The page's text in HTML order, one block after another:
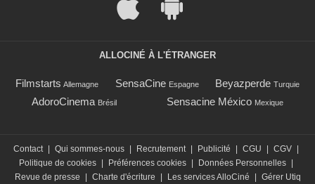
ALLOCINÉ À L'ÉTRANGER
Filmstarts Allemagne SensaCine Espagne Beyazperde Turquie
AdoroCinema Brésil Sensacine México Mexique
Contact Qui sommes-nous Recrutement Publicité CGU CGV
Politique de cookies
Préférences cookies Données Personnelles
Revue de presse
Charte d'écriture Les services AlloCiné Gérer Utiq